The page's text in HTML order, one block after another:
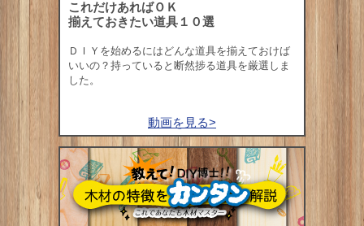
これだけあればＯＫ
揃えておきたい道具１０選
ＤＩＹを始めるにはどんな道具を揃えておけば
いいの？持っていると断然捗る道具を厳選しま
した。
動画を見る>